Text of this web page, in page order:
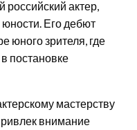
актер,
Его дебют
юного зрителя, где
постановке
мастерству
внимание